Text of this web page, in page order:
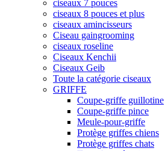
ciseaux 7 pouces
ciseaux 8 pouces et plus
ciseaux amincisseurs
Ciseau gaingrooming
ciseaux roseline
Ciseaux Kenchii
Ciseaux Geib
Toute la catégorie ciseaux
GRIFFE
Coupe-griffe guillotine
Coupe-griffe pince
Meule-pour-griffe
Protège griffes chiens
Protège griffes chats